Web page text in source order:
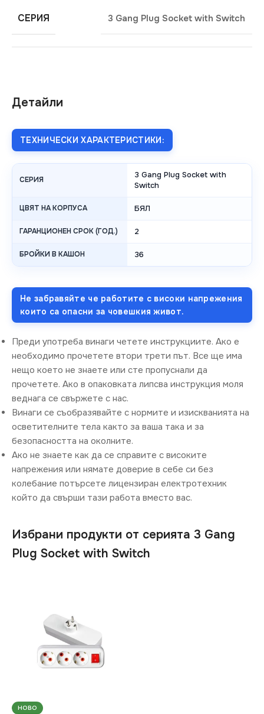
Детайли
ТЕХНИЧЕСКИ ХАРАКТЕРИСТИКИ:
СЕРИЯ
3 Gang Plug Socket with
Switch
ЦВЯТ НА КОРПУСА БЯЛ
ГАРАНЦИОНЕН СРОК (ГОД.) 2
БРОЙКИ В КАШОН 36
Не забравяйте че работите с високи напрежения
които са опасни за човешкия живот.
Преди употреба винаги четете инструкциите. Ако е
необходимо прочетете втори трети път. Все ще има
нещо което не знаете или сте пропуснали да
прочетете. Ако в опаковката липсва инструкция моля
веднага се свържете с нас.
Винаги се съобразявайте с нормите и изискванията на
осветителните тела както за ваша така и за
безопасността на околните.
Ако не знаете как да се справите с високите
напрежения или нямате доверие в себе си без
колебание потърсете лицензиран електротехник
който да свърши тази работа вместо вас.
Избрани продукти от серията 3 Gang
Plug Socket with Switch
НОВО
СЕРИЯ 3 Gang Plug Socket with Switch